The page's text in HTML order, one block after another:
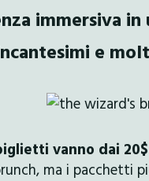
immersiva
e
vanno dai
ma i pacchetti